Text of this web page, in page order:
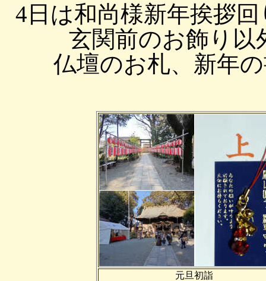
4日は和尚様新年挨拶
玄関前のお飾り以
仏壇のお札、新年
元旦初詣